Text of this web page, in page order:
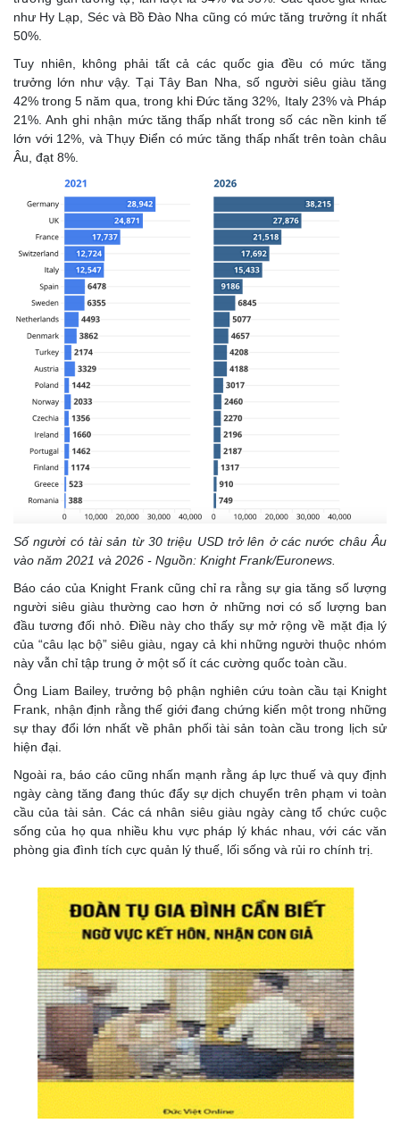
như Hy Lạp, Séc và Bồ Đào Nha cũng có mức tăng trưởng ít nhất
50%.
Tuy nhiên, không phải tất cả các quốc gia đều có mức tăng
trưởng lớn như vậy. Tại Tây Ban Nha, số người siêu giàu tăng
42% trong 5 năm qua, trong khi Đức tăng 32%, Italy 23% và Pháp
21%. Anh ghi nhận mức tăng thấp nhất trong số các nền kinh tế
lớn với 12%, và Thụy Điển có mức tăng thấp nhất trên toàn châu
Âu, đạt 8%.
Số người có tài sản từ 30 triệu USD trở lên ở các nước châu Âu
vào năm 2021 và 2026 - Nguồn: Knight Frank/Euronews.
Báo cáo của Knight Frank cũng chỉ ra rằng sự gia tăng số lượng
người siêu giàu thường cao hơn ở những nơi có số lượng ban
đầu tương đối nhỏ. Điều này cho thấy sự mở rộng về mặt địa lý
của “câu lạc bộ” siêu giàu, ngay cả khi những người thuộc nhóm
này vẫn chỉ tập trung ở một số ít các cường quốc toàn cầu.
Ông Liam Bailey, trưởng bộ phận nghiên cứu toàn cầu tại Knight
Frank, nhận định rằng thế giới đang chứng kiến một trong những
sự thay đổi lớn nhất về phân phối tài sản toàn cầu trong lịch sử
hiện đại.
Ngoài ra, báo cáo cũng nhấn mạnh rằng áp lực thuế và quy định
ngày càng tăng đang thúc đẩy sự dịch chuyển trên phạm vi toàn
cầu của tài sản. Các cá nhân siêu giàu ngày càng tổ chức cuộc
sống của họ qua nhiều khu vực pháp lý khác nhau, với các văn
phòng gia đình tích cực quản lý thuế, lối sống và rủi ro chính trị.